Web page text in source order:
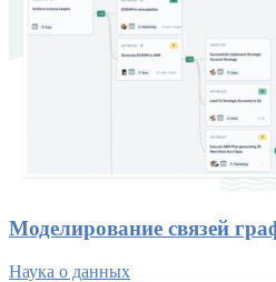
Моделирование связей
Наука о данных